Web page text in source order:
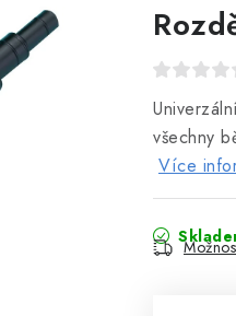
všechny
Více